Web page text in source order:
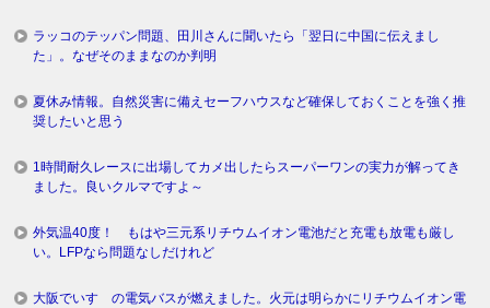
ラッコのテッパン問題、田川さんに聞いたら「翌日に中国に伝えまし
た」。なぜそのままなのか判明
夏休み情報。自然災害に備えセーフハウスなど確保しておくことを強く推
奨したいと思う
1時間耐久レースに出場してカメ出したらスーパーワンの実力が解ってき
ました。良いクルマですよ～
外気温40度！ もはや三元系リチウムイオン電池だと充電も放電も厳し
い。LFPなら問題なしだけれど
大阪でいすゞの電気バスが燃えました。火元は明らかにリチウムイオン電